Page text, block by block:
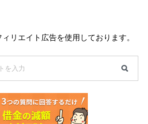
リエイト広告を使用しております。